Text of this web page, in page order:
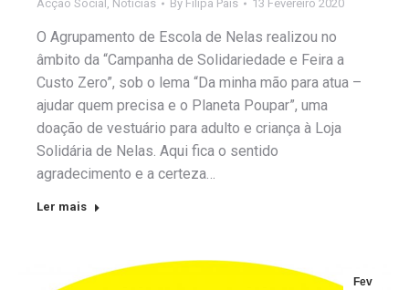
Acção Social , Notícias By Filipa Pais 13 Fevereiro 2020
O Agrupamento de Escola de Nelas realizou no
âmbito da “Campanha de Solidariedade e Feira a
Custo Zero”, sob o lema “Da minha mão para atua –
ajudar quem precisa e o Planeta Poupar”, uma
doação de vestuário para adulto e criança à Loja
Solidária de Nelas. Aqui fica o sentido
agradecimento e a certeza…
Ler mais
Fev